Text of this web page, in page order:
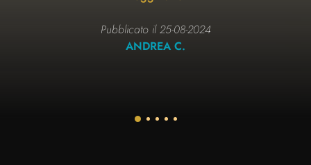
Pubblicato il 25-08-2024
ANDREA C.